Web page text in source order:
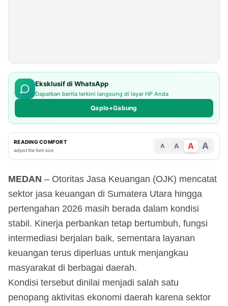
Eksklusif di WhatsApp
Dapatkan berita terkini langsung di layar HP Anda
Qaplo+Gabung
READING COMFORT
adjust the font size
A A A A
MEDAN – Otoritas Jasa Keuangan (OJK) mencatat
sektor jasa keuangan di Sumatera Utara hingga
pertengahan 2026 masih berada dalam kondisi
stabil. Kinerja perbankan tetap bertumbuh, fungsi
intermediasi berjalan baik, sementara layanan
keuangan terus diperluas untuk menjangkau
masyarakat di berbagai daerah.
Kondisi tersebut dinilai menjadi salah satu
penopang aktivitas ekonomi daerah karena sektor